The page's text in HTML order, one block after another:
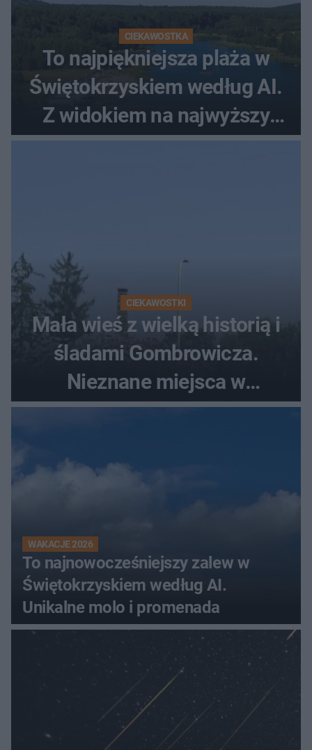
CIEKAWOSTKA
To najpiękniejsza plaża w
Świętokrzyskiem według AI.
Z widokiem na najwyższy
szczyt Gór Świętokrzyskich
CIEKAWOSTKI
Mała wieś z wielką historią i
śladami Gombrowicza.
Nieznane miejsca w
Świętokrzyskiem
WAKACJE 2026
To najnowocześniejszy zalew w
Świętokrzyskiem według AI.
Unikalne molo i promenada